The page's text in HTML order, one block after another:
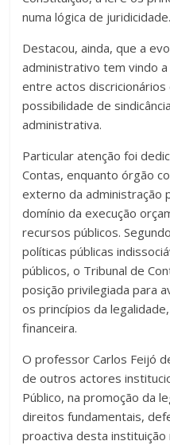
numa lógica de juridicidade.
Destacou, ainda, que a
administrativo tem vindo
entre actos
possibilidade de
administrativa.
Particular atenção foi
Contas, enquanto órgão
externo da administração
domínio da execução
recursos públicos.
políticas públicas
públicos, o Tribunal de
posição privilegiada para
os princípios da
financeira.
O professor Carlos Feijó
de outros actores
Público, na promoção da
direitos fundamentais,
proactiva desta instituição